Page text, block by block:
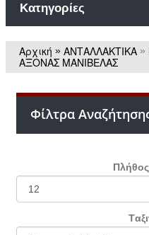
Κατηγορίες
Αρχική » ΑΝΤΑΛΛΑΚΤΙΚΑ »
ΑΞΟΝΑΣ ΜΑΝΙΒΕΛΑΣ
Φίλτρα